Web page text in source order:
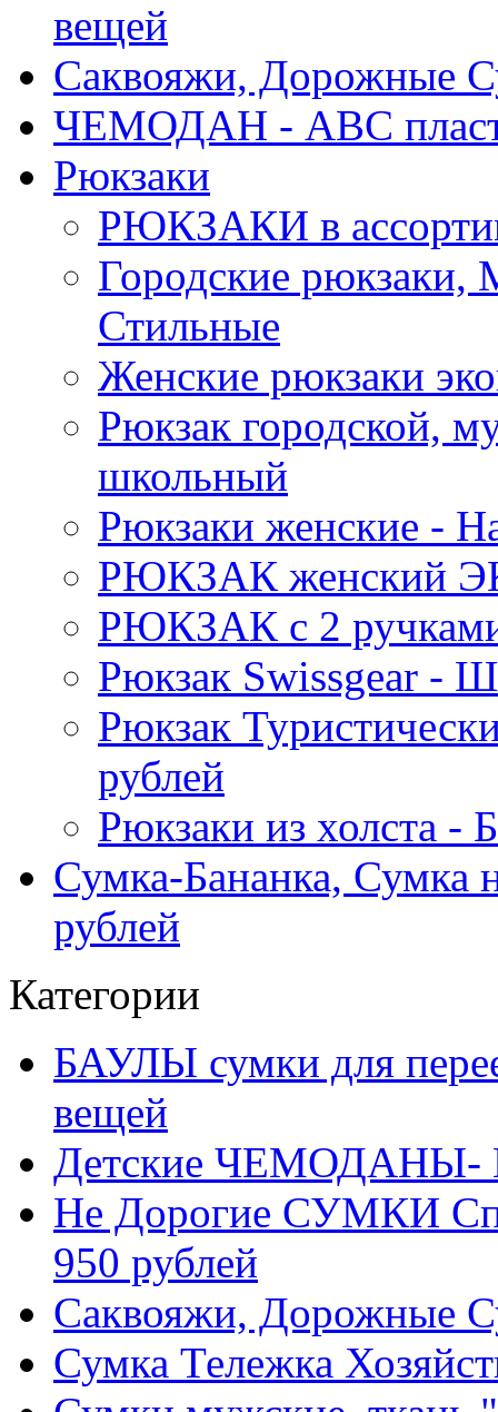
вещей
Саквояжи, Дорожные
ЧЕМОДАН - АВС
Рюкзаки
РЮКЗАКИ в
Городские
Стильные
Женские рюкзаки
Рюкзак городской,
школьный
Рюкзаки женские -
РЮКЗАК женский
РЮКЗАК c 2 ручками
Рюкзак Swissgear
Рюкзак
рублей
Рюкзаки из холста
Сумка-Бананка, Сумка
рублей
Категории
БАУЛЫ сумки для
вещей
Детские ЧЕМОДАНЫ-
Не Дорогие СУМКИ
950 рублей
Саквояжи, Дорожные
Сумка Тележка